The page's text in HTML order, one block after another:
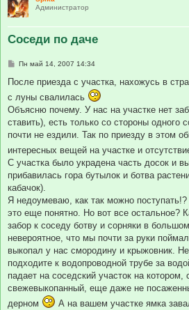
Администратор
Соседи по даче
С
о
щ
н
и
Пн май 14, 2007 14:34
После приезда с участка, нахожусь в
с луны свалилась
Объясню почему. У нас на участке нет
ставить), есть только со стороны одного
почти не ездили. Так по приезду в этом
интересных вещей на участке и
С участка было украдена часть досок и
прибавилась гора бутылок и ботва
кабачок).
Я недоумеваю, как так можно
это еще понятно. Но вот все остальное?
забор к соседу ботву и сорняки в
невероятное, что мы почти за руки
выкопал у нас смородину и крыжовник.
подходите к водопроводной трубе за
падает на соседский участок на котором,
свежевыкопанный, еще даже не
дерном
А на вашем участке ямка